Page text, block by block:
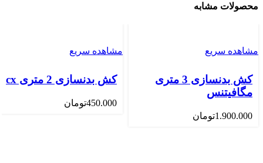
محصولات مشابه
مشاهده سریع
کش بدنسازی 3 متری
مگافیتنس
تومان1.900.000
مشاهده سریع
کش بدنسازی 2 متری cx
تومان450.000